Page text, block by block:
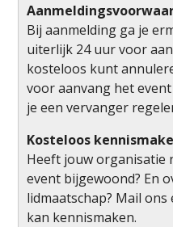
Bij aanmelding ga je
uiterlijk 24 uur voor
kosteloos kunt
voor aanvang het
je een vervanger
Kosteloos
Heeft jouw organisatie
event bijgewoond? En
lidmaatschap? Mail
kan kennismaken.